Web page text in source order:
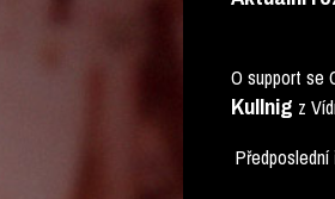
O support se
Kullnig z